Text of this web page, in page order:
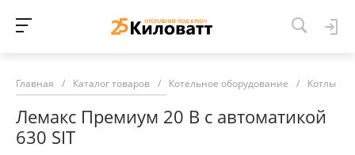
Главная / Каталог товаров / Котельное оборудование / Котлы
Лемакс Премиум 20 В с автоматикой
630 SIT